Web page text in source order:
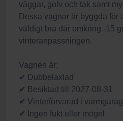
väggar, golv och tak samt
Dessa vagnar är byggda för
väldigt bra där omkring -15
vinteranpassningen.
Vagnen är:
✔ Dubbelaxlad
✔ Besiktad till 2027-08-31
✔ Vinterförvarad i
✔ Ingen fukt eller mögel